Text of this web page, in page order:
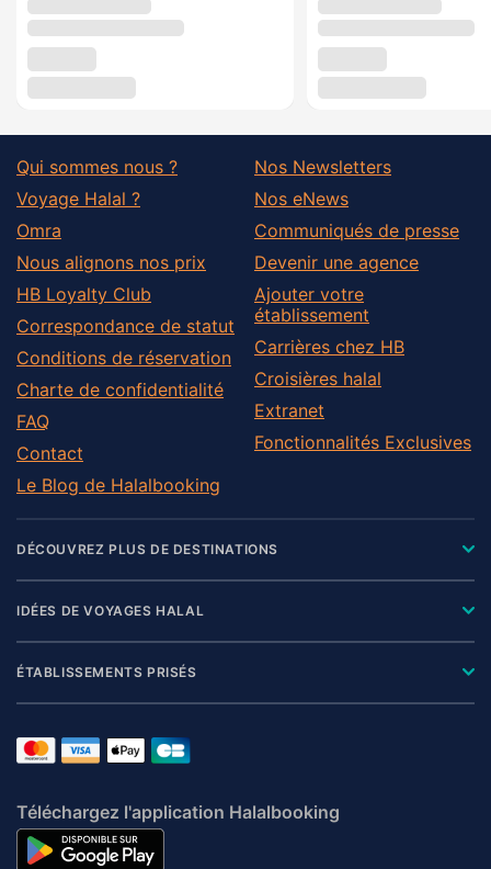
Qui sommes nous ?
Voyage Halal ?
Omra
Nous alignons nos prix
HB Loyalty Club
Correspondance de statut
Conditions de réservation
Charte de confidentialité
FAQ
Contact
Le Blog de Halalbooking
Nos Newsletters
Nos eNews
Communiqués de presse
Devenir une agence
Ajouter votre
établissement
Carrières chez HB
Croisières halal
Extranet
Fonctionnalités Exclusives
DÉCOUVREZ PLUS DE DESTINATIONS
IDÉES DE VOYAGES HALAL
ÉTABLISSEMENTS PRISÉS
Téléchargez l'application Halalbooking